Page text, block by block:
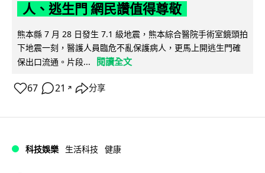
人、逃生門 網民讚值得尊敬
熊本縣 7 月 28 日發生 7.1 級地震，熊本綜合醫院手術室鏡頭拍
下地震一刻，醫護人員臨危不亂保護病人，更馬上開逃生門確
保出口流通。片段...
閱讀全文
67 21 ↗ 分享
科技娛樂 生活科技 健康